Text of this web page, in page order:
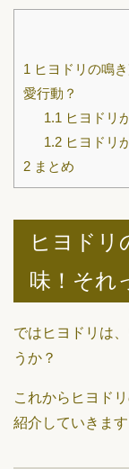
1 ヒヨドリの鳴
愛行動？
1.1 ヒヨドリ
1.2ヒヨドリ
2 まとめ
ヒヨドリ
味！それ
ではヒヨドリは
うか？
これからヒヨド
紹介していきます